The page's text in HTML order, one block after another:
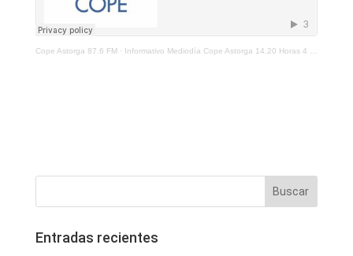
Cope Astorga 87.6 FM· Informativo Mediodía Cope Astorga 14.20 Horas 4 De Mayo De 2021
Entradas recientes